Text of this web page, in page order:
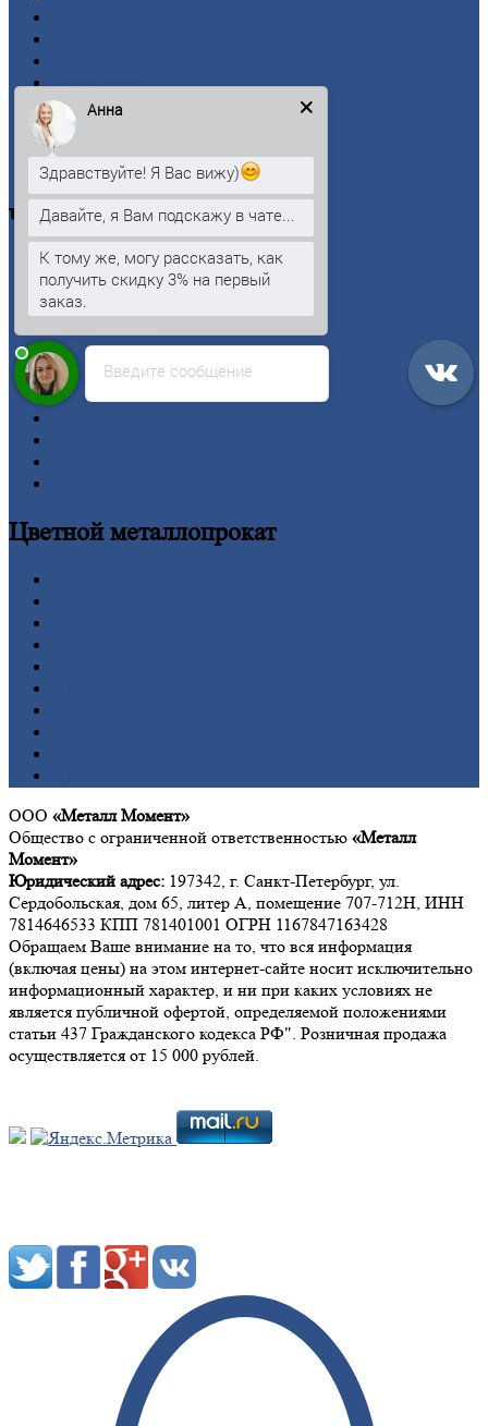
Прайс-лист
Новости
Личный
Оформление
Оплата
Черныйметаллопрокат
Арматура
Двутавроваябалка (двутавр)
Квадрат
Кругстальной
Лист
Проволока
Рельсы
Цветнойметаллопрокат
ООО «Металл Момент»
Общество с ограниченной ответственностью «Металл
Момент»
Юридический адрес: 197342, г. Санкт-Петербург, ул.
Сердобольская, дом 65, литер А, помещение 707-712Н, ИНН
7814646533 КПП 781401001 ОГРН 1167847163428
Обращаем Ваше внимание на то, что вся информация
(включая цены) на этом интернет-сайте носит исключительно
информационный характер, и ни при каких условиях не
является публичной офертой, определяемой положениями
статьи 437 Гражданского кодекса РФ". Розничная продажа
осуществляется от 15 000 рублей.
Введите сообщение
Анна
Здравствуйте! Я Вас вижу)
Давайте, я Вам подскажу в чате...
К тому же, могу рассказать, как
получить скидку 3% на первый
заказ.